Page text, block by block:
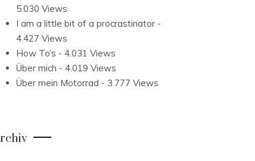
5.030 Views
I am a little bit of a procrastinator -
4.427 Views
How To’s - 4.031 Views
Über mich - 4.019 Views
Über mein Motorrad - 3.777 Views